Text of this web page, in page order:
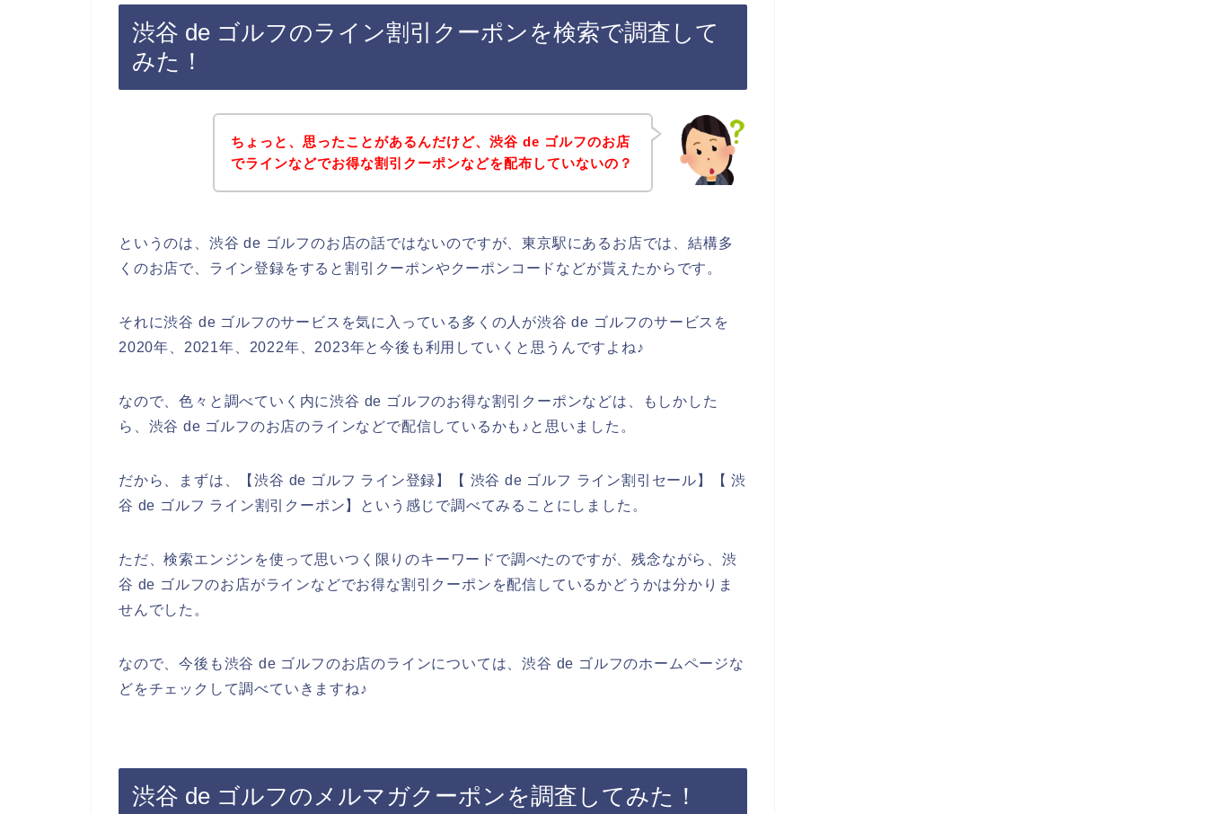
渋谷 de ゴルフのライン割引クーポンを検索で調査して
みた！
ちょっと、思ったことがあるんだけど、渋谷 de ゴルフのお店
でラインなどでお得な割引クーポンなどを配布していないの？
というのは、渋谷 de ゴルフのお店の話ではないのですが、東京駅にあるお店では、結構多
くのお店で、ライン登録をすると割引クーポンやクーポンコードなどが貰えたからです。
それに渋谷 de ゴルフのサービスを気に入っている多くの人が渋谷 de ゴルフのサービスを
2020年、2021年、2022年、2023年と今後も利用していくと思うんですよね♪
なので、色々と調べていく内に渋谷 de ゴルフのお得な割引クーポンなどは、もしかした
ら、渋谷 de ゴルフのお店のラインなどで配信しているかも♪と思いました。
だから、まずは、【渋谷 de ゴルフ ライン登録】【 渋谷 de ゴルフ ライン割引セール】【 渋
谷 de ゴルフ ライン割引クーポン】という感じで調べてみることにしました。
ただ、検索エンジンを使って思いつく限りのキーワードで調べたのですが、残念ながら、渋
谷 de ゴルフのお店がラインなどでお得な割引クーポンを配信しているかどうかは分かりま
せんでした。
なので、今後も渋谷 de ゴルフのお店のラインについては、渋谷 de ゴルフのホームページな
どをチェックして調べていきますね♪
渋谷 de ゴルフのメルマガクーポンを調査してみた！